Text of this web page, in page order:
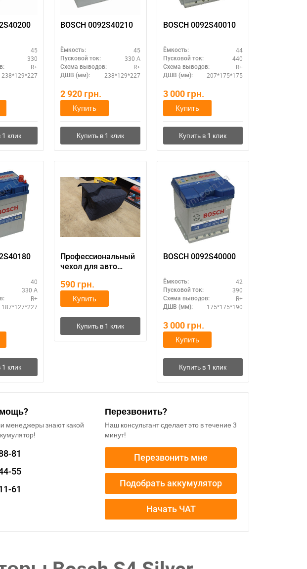
0092S40200
45
330
R+
238*129*227
BOSCH 0092S40210
Ёмкость: 45
Пусковой ток: 330 А
Схема выводов: R+
ДШВ (мм): 238*129*227
2 920 грн.
Купить
BOSCH 0092S40010
Ёмкость: 44
Пусковой ток: 440
Схема выводов: R+
ДШВ (мм): 207*175*175
3 000 грн.
Купить
40
330 А
R+
187*127*227
Профессиональный
чехол для авто
590 грн.
Купить
BOSCH 0092S40000
Ёмкость: 42
Пусковой ток: 390
Схема выводов: R+
ДШВ (мм): 175*175*190
3 000 грн.
Купить
менеджеры знают какой
81
55
61
Перезвонить?
Наш консультант сделает это в течение 3
минут!
Перезвонить мне
Подобрать аккумулятор
Начать ЧАТ